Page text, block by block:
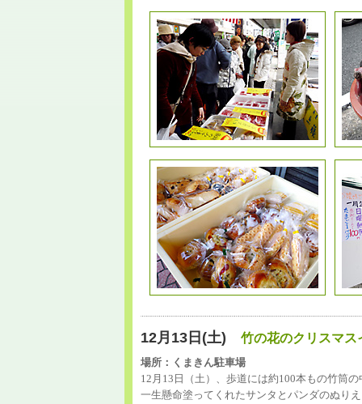
12月13日(土) 竹の花のクリスマス
場所：くまきん駐車場
12月13日（土）、歩道には約100本もの竹筒
一生懸命塗ってくれたサンタとパンダのぬり